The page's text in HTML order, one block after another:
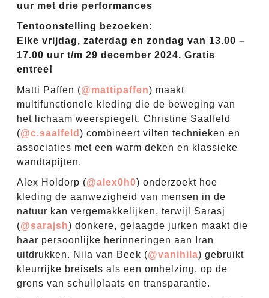
uur met drie performances
Tentoonstelling bezoeken:
Elke vrijdag, zaterdag en zondag van 13.00 –
17.00 uur t/m 29 december 2024. Gratis
entree!
Matti Paffen (@mattipaffen) maakt
multifunctionele kleding die de beweging van
het lichaam weerspiegelt. Christine Saalfeld
(@c.saalfeld ) combineert vilten technieken en
associaties met een warm deken en klassieke
wandtapijten.
Alex Holdorp (@alex0h0) onderzoekt hoe
kleding de aanwezigheid van mensen in de
natuur kan vergemakkelijken, terwijl Sarasj
(@sarajsh) donkere, gelaagde jurken maakt die
haar persoonlijke herinneringen aan Iran
uitdrukken. Nila van Beek (@vanihila) gebruikt
kleurrijke breisels als een omhelzing, op de
grens van schuilplaats en transparantie.